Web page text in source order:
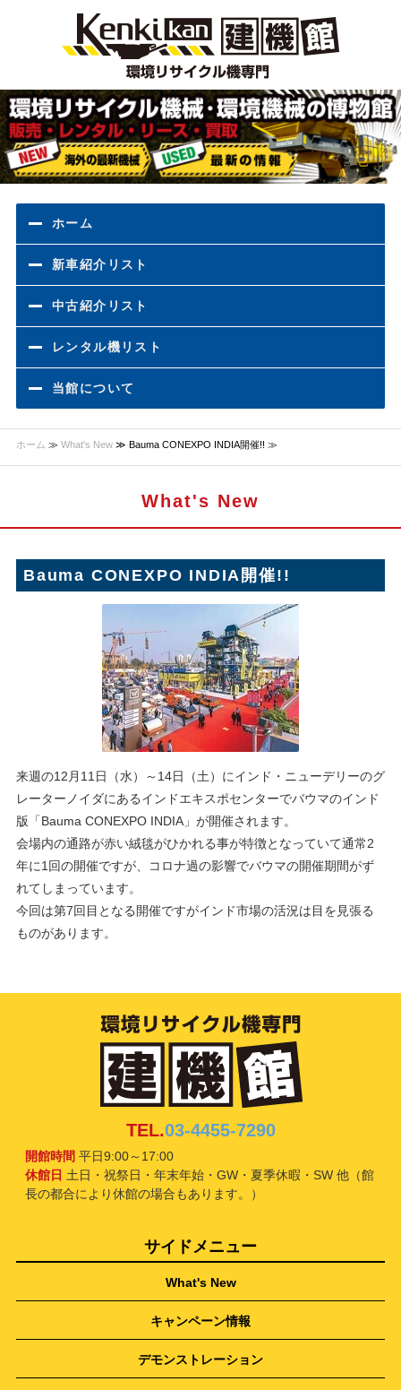
ホーム
新車紹介リスト
中古紹介リスト
レンタル機リスト
当館について
ホーム ≫ What's New≫ Bauma CONEXPO INDIA開催!! ≫
What's New
Bauma CONEXPO INDIA開催!!
来週の12月11日（水）～14日（土）にインド・ニューデリーのグ
レーターノイダにあるインドエキスポセンターでバウマのインド
版「Bauma CONEXPO INDIA」が開催されます。
会場内の通路が赤い絨毯がひかれる事が特徴となっていて通常2
年に1回の開催ですが、コロナ過の影響でバウマの開催期間がず
れてしまっています。
今回は第7回目となる開催ですがインド市場の活況は目を見張る
ものがあります。
TEL.03-4455-7290
開館時間 平日9:00～17:00
休館日 土日・祝祭日・年末年始・GW・夏季休暇・SW 他（館
長の都合により休館の場合もあります。）
サイドメニュー
What's New
キャンペーン情報
デモンストレーション